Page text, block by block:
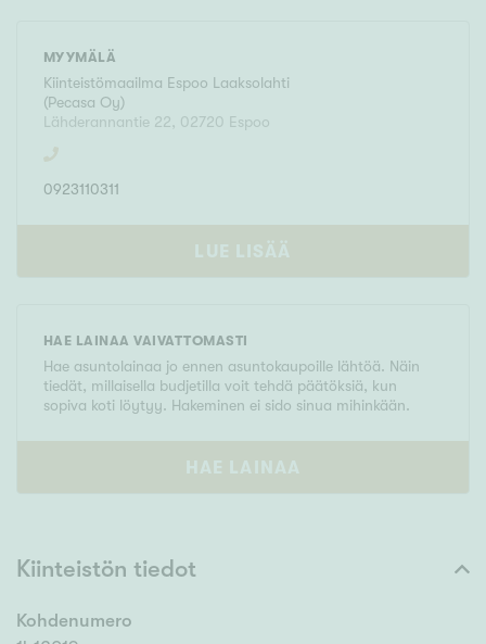
MYYMÄLÄ
Kiinteistömaailma Espoo Laaksolahti
(Pecasa Oy)
Lähderannantie 22, 02720 Espoo
0923110311
LUE LISÄÄ
HAE LAINAA VAIVATTOMASTI
Hae asuntolainaa jo ennen asuntokaupoille lähtöä. Näin
tiedät, millaisella budjetilla voit tehdä päätöksiä, kun
sopiva koti löytyy. Hakeminen ei sido sinua mihinkään.
HAE LAINAA
Kiinteistön tiedot
Kohdenumero